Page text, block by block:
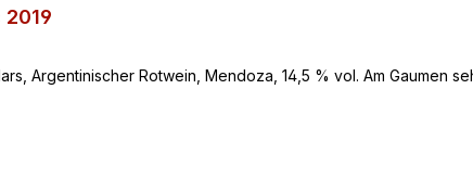
Argentinischer Rotwein, Mendoza, 14,5 % vol. Am Gaumen